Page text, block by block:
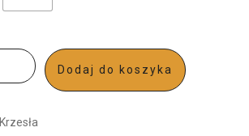
Dodaj do koszyka
Krzesła